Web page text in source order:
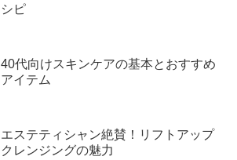
シピ
40代向けスキンケアの基本とおすすめ
アイテム
エステティシャン絶賛！リフトアップ
クレンジングの魅力